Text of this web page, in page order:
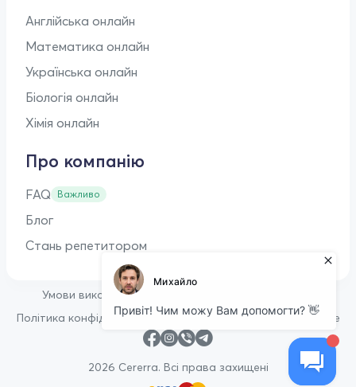
Англійська онлайн
Математика онлайн
Українська онлайн
Біологія онлайн
Хімія онлайн
Про компанію
FAQ Важливо
Блог
Стань репетитором
2026 Cererra. Всі права захищені
Умови використання
Політика конфіденційності • Політика щодо файлів cookie